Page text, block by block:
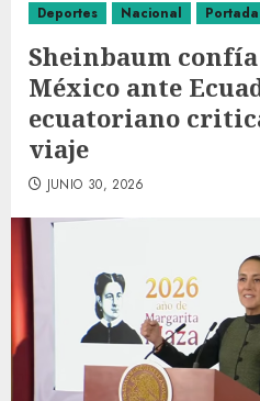
Deportes Nacional Portada
Sheinbaum
México ante
ecuatoriano
viaje
JUNIO 30, 2026